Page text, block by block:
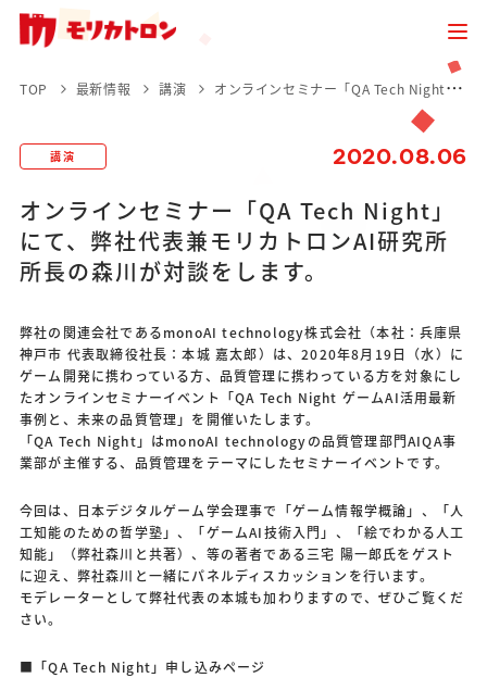
TOP 最新情報 講演 オンラインセミナー「QA Tech Night」にて、弊社代表兼モリカトロンAI研究所所長の森川が対談をします。
講演 2020.08.06
オンラインセミナー「QA Tech Night」
にて、弊社代表兼モリカトロンAI研究所
所長の森川が対談をします。
弊社の関連会社であるmonoAI technology株式会社（本社：兵庫県
神戸市 代表取締役社長：本城 嘉太郎）は、2020年8月19日（水）に
ゲーム開発に携わっている方、品質管理に携わっている方を対象にし
たオンラインセミナーイベント「QA Tech Night ゲームAI活用最新
事例と、未来の品質管理」を開催いたします。
「QA Tech Night」はmonoAI technologyの品質管理部門AIQA事
業部が主催する、品質管理をテーマにしたセミナーイベントです。
今回は、日本デジタルゲーム学会理事で「ゲーム情報学概論」、「人
工知能のための哲学塾」、「ゲームAI技術入門」、「絵でわかる人工
知能」（弊社森川と共著）、等の著者である三宅 陽一郎氏をゲスト
に迎え、弊社森川と一緒にパネルディスカッションを行います。
モデレーターとして弊社代表の本城も加わりますので、ぜひご覧くだ
さい。
■「QA Tech Night」申し込みページ